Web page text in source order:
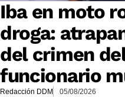
Iba en moto
droga:
del crimen
funcionario
Redacción DDM 05/08/2026